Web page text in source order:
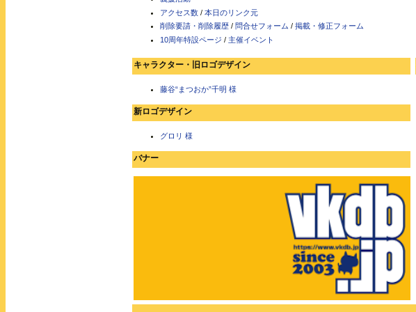
アクセス数 / 本日のリンク元
削除要請・削除履歴 / 問合せフォーム / 掲載・修正フォーム
10周年特設ページ / 主催イベント
キャラクター・旧ロゴデザイン
藤谷“まつおか”千明 様
新ロゴデザイン
グロリ 様
バナー